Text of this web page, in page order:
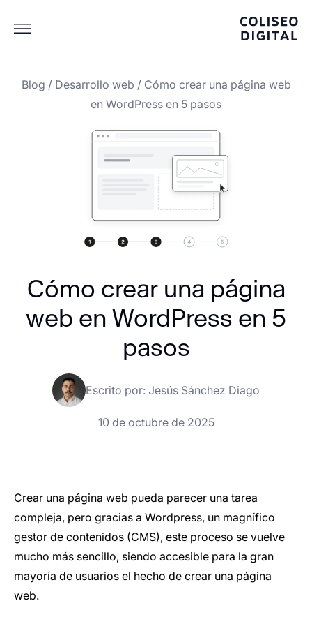
Blog / Desarrollo web / Cómo crear una página web
en WordPress en 5 pasos
Cómo crear una página
web en WordPress en 5
pasos
Escrito por: Jesús Sánchez Diago
10 de octubre de 2025
Crear una página web pueda parecer una tarea
compleja, pero gracias a Wordpress, un magnífico
gestor de contenidos (CMS), este proceso se vuelve
mucho más sencillo, siendo accesible para la gran
mayoría de usuarios el hecho de crear una página
web.